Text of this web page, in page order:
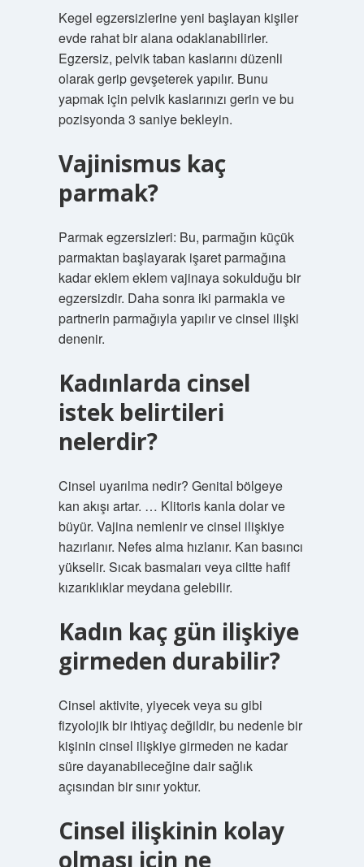
Kegel egzersizlerine yeni başlayan kişiler
evde rahat bir alana odaklanabilirler.
Egzersiz, pelvik taban kaslarını düzenli
olarak gerip gevşeterek yapılır. Bunu
yapmak için pelvik kaslarınızı gerin ve bu
pozisyonda 3 saniye bekleyin.
Vajinismus kaç
parmak?
Parmak egzersizleri: Bu, parmağın küçük
parmaktan başlayarak işaret parmağına
kadar eklem eklem vajinaya sokulduğu bir
egzersizdir. Daha sonra iki parmakla ve
partnerin parmağıyla yapılır ve cinsel ilişki
denenir.
Kadınlarda cinsel
istek belirtileri
nelerdir?
Cinsel uyarılma nedir? Genital bölgeye
kan akışı artar. … Klitoris kanla dolar ve
büyür. Vajina nemlenir ve cinsel ilişkiye
hazırlanır. Nefes alma hızlanır. Kan basıncı
yükselir. Sıcak basmaları veya ciltte hafif
kızarıklıklar meydana gelebilir.
Kadın kaç gün ilişkiye
girmeden durabilir?
Cinsel aktivite, yiyecek veya su gibi
fizyolojik bir ihtiyaç değildir, bu nedenle bir
kişinin cinsel ilişkiye girmeden ne kadar
süre dayanabileceğine dair sağlık
açısından bir sınır yoktur.
Cinsel ilişkinin kolay
olması için ne